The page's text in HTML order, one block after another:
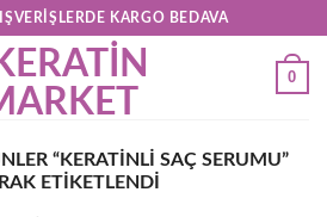
KARGO BEDAVA
0
“KERATINLI SAÇ SERUMU”
ETIKETLENDI